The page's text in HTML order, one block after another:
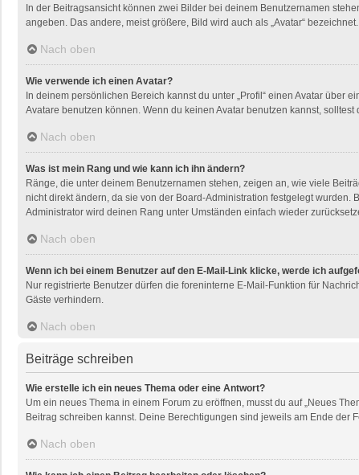
In der Beitragsansicht können zwei Bilder bei deinem Benutzernamen
angeben. Das andere, meist größere, Bild wird auch als „Avatar“
Nach oben
Wie verwende ich einen Avatar?
In deinem persönlichen Bereich kannst du unter „Profil“ einen Avatar über
Avatare benutzen können. Wenn du keinen Avatar benutzen kannst,
Nach oben
Was ist mein Rang und wie kann ich ihn ändern?
Ränge, die unter deinem Benutzernamen stehen, zeigen an, wie viele
nicht direkt ändern, da sie von der Board-Administration festgelegt
Administrator wird deinen Rang unter Umständen einfach wieder
Nach oben
Wenn ich bei einem Benutzer auf den E-Mail-Link klicke, werde ich
Nur registrierte Benutzer dürfen die foreninterne E-Mail-Funktion für
Gäste verhindern.
Nach oben
Beiträge schreiben
Wie erstelle ich ein neues Thema oder eine Antwort?
Um ein neues Thema in einem Forum zu eröffnen, musst du auf „Neues
Beitrag schreiben kannst. Deine Berechtigungen sind jeweils am Ende der
Nach oben